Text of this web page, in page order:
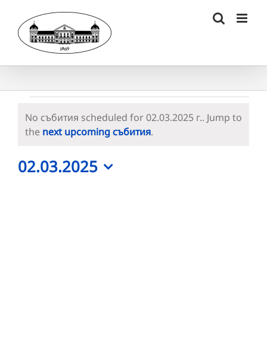
content
Събития
for
02.03.2025
г.
Notice
No събития scheduled for 02.03.2025 г.. Jump to
the next upcoming събития.
02.03.2025